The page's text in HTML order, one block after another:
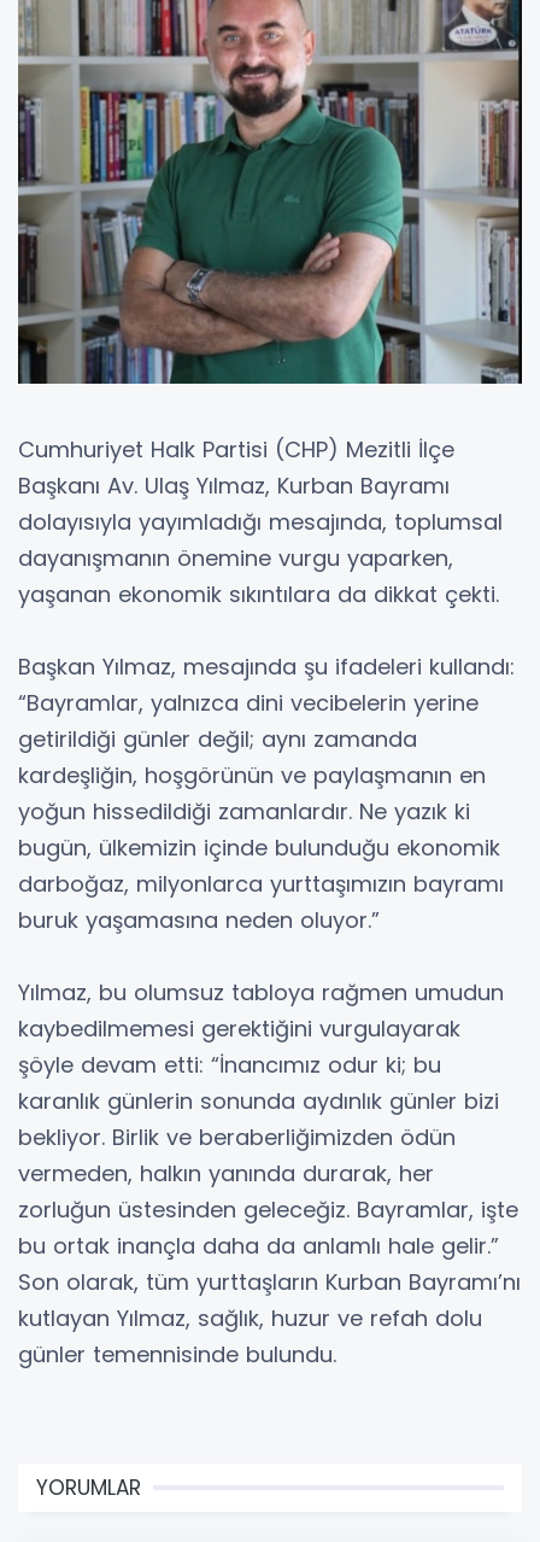
Cumhuriyet Halk Partisi (CHP) Mezitli İlçe
Başkanı Av. Ulaş Yılmaz, Kurban Bayramı
dolayısıyla yayımladığı mesajında, toplumsal
dayanışmanın önemine vurgu yaparken,
yaşanan ekonomik sıkıntılara da dikkat çekti.
Başkan Yılmaz, mesajında şu ifadeleri kullandı:
“Bayramlar, yalnızca dini vecibelerin yerine
getirildiği günler değil; aynı zamanda
kardeşliğin, hoşgörünün ve paylaşmanın en
yoğun hissedildiği zamanlardır. Ne yazık ki
bugün, ülkemizin içinde bulunduğu ekonomik
darboğaz, milyonlarca yurttaşımızın bayramı
buruk yaşamasına neden oluyor.”
Yılmaz, bu olumsuz tabloya rağmen umudun
kaybedilmemesi gerektiğini vurgulayarak
şöyle devam etti: “İnancımız odur ki; bu
karanlık günlerin sonunda aydınlık günler bizi
bekliyor. Birlik ve beraberliğimizden ödün
vermeden, halkın yanında durarak, her
zorluğun üstesinden geleceğiz. Bayramlar, işte
bu ortak inançla daha da anlamlı hale gelir.”
Son olarak, tüm yurttaşların Kurban Bayramı’nı
kutlayan Yılmaz, sağlık, huzur ve refah dolu
günler temennisinde bulundu.
YORUMLAR